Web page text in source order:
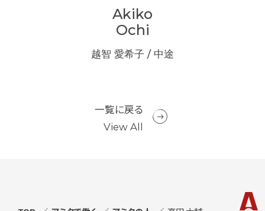
Akiko
Ochi
越智 愛希子 / 中途
一覧に戻る
View All